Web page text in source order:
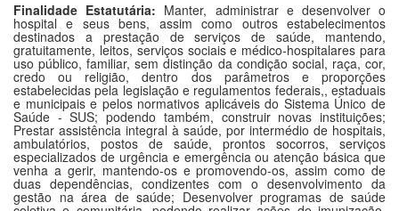
Finalidade Estatutária: Manter, administrar e desenvolver o
hospital e seus bens, assim como outros estabelecimentos
destinados a prestação de serviços de saúde, mantendo,
gratuitamente, leitos, serviços sociais e médico-hospitalares para
uso público, familiar, sem distinção da condição social, raça, cor,
credo ou religião, dentro dos parâmetros e proporções
estabelecidas pela legislação e regulamentos federais,, estaduais
e municipais e pelos normativos aplicáveis do Sistema Único de
Saúde - SUS; podendo também, construir novas instituições;
Prestar assistência integral à saúde, por intermédio de hospitais,
ambulatórios, postos de saúde, prontos socorros, serviços
especializados de urgência e emergência ou atenção básica que
venha a gerir, mantendo-os e promovendo-os, assim como de
duas dependências, condizentes com o desenvolvimento da
gestão na área de saúde; Desenvolver programas de saúde